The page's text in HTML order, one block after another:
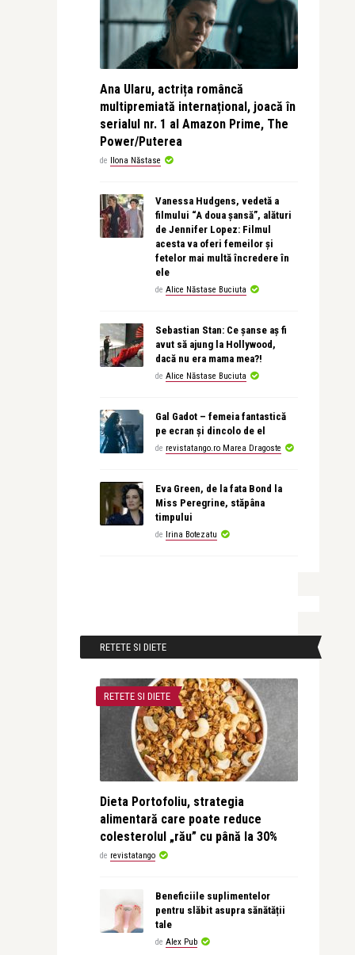
Ana Ularu, actrița româncă
multipremiată internațional, joacă în
serialul nr. 1 al Amazon Prime, The
Power/Puterea
de Ilona Năstase
Vanessa Hudgens, vedetă a
filmului “A doua șansă”, alături
de Jennifer Lopez: Filmul
acesta va oferi femeilor și
fetelor mai multă încredere în
ele
de Alice Năstase Buciuta
Sebastian Stan: Ce șanse aș fi
avut să ajung la Hollywood,
dacă nu era mama mea?!
de Alice Năstase Buciuta
Gal Gadot – femeia fantastică
pe ecran și dincolo de el
de revistatango.ro Marea Dragoste
Eva Green, de la fata Bond la
Miss Peregrine, stăpâna
timpului
de Irina Botezatu
RETETE SI DIETE
RETETE SI DIETE
Dieta Portofoliu, strategia
alimentară care poate reduce
colesterolul „rău” cu până la 30%
de revistatango
Beneficiile suplimentelor
pentru slăbit asupra sănătății
tale
de Alex Pub